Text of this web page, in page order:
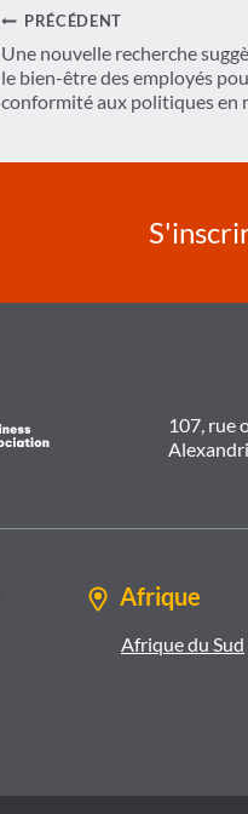
Navigation
de
l’article
PRÉCÉDENT
Une nouvelle recherche
le bien-être des employés
conformité aux politiques en
107, rue
Afrique
Afrique du Sud